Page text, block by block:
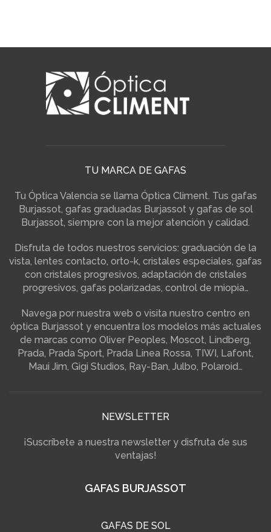
TU MARCA DE GAFAS
Tu Óptica Valencia se llama Óptica Climent. Tus gafas
Burjassot, gafas graduadas Burjassot y gafas de sol
Burjassot, siempre con la mejor atención y calidad.
Disfruta de todos nuestros servicios: graduación de la
vista, lentes contacto, orto-k, cristales especiales, gafas
con cristales progresivos, adaptación de cristales
progresivos, gafas polarizadas, control de miopia…
Navega por nuestra web o visita nuestro centro en
óptica Burjassot y encuentra los modelos más actuales
de marcas como Oliver Peoples, Moscot, Lindberg,
Prada, Prada Sport, Prada Linea Rossa, TIWI, Lafont,
Maui Jim, Gigi Studios, Ray-Ban, Julbo, Polaroid…
NEWSLETTER
¡Suscríbete a nuestra newsletter y disfruta de sus
ventajas!
GAFAS BURJASSOT
GAFAS DE SOL